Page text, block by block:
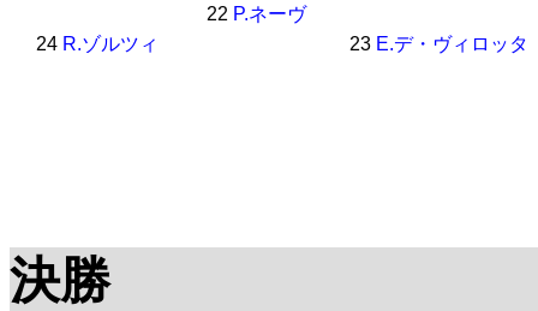
22 P.ネーヴ
24 R.ゾルツィ 23 E.デ・ヴィロッタ
決勝